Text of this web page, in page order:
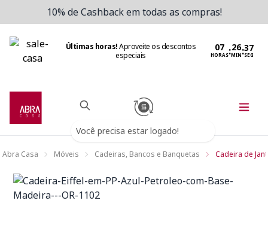
10% de Cashback em todas as compras!
Últimas horas!Aproveite os descontos
especiais
HORAS:MIN:SEG
Você precisa estar logado!
Abra Casa Móveis Cadeiras, Bancos e Banquetas Cadeira de